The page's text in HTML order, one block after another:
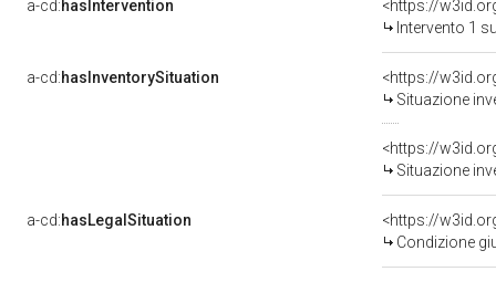
a-cd:hasIntervention
<https://
Intervento 1
a-cd:hasInventorySituation
<https://
Situazione
<https://
Situazione
a-cd:hasLegalSituation
<https://
Condizione